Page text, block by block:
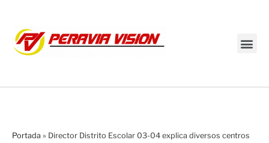
Portada » Director Distrito Escolar 03-04 explica diversos centros